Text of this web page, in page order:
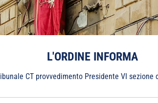
L'ORDINE INFORMA
CT provvedimento Presidente VI sezione